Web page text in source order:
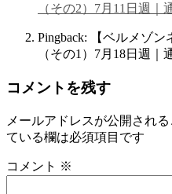
（その2）7月11日週
Pingback: 【ベルメゾ
（その1）7月18日週
コメントを残す
メールアドレスが公開される
ている欄は必須項目です
コメント ※